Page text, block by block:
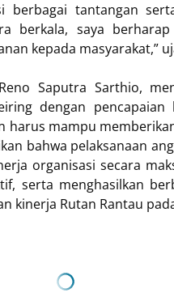
berbagai tantangan
berkala, saya
kepada masyarakat,”
Saputra Sarthio,
dengan pencapaian
harus mampu
bahwa pelaksanaan
organisasi secara
serta menghasilkan
kinerja Rutan Rantau